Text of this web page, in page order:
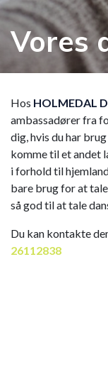
Vores
Hos HOLMEDAL
ambassadører fra
dig, hvis du har
komme til et andet
i forhold til
bare brug for at
så god til at tale
Du kan kontakte
26112838